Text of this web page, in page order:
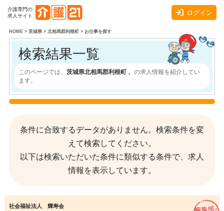
介護専門の
求人サイト
ログイン
HOME> 茨城県> 北相馬郡利根町> お仕事を探す
検索結果一覧
このページでは、 茨城県北相馬郡利根町 、 の求人情報を紹介してい
ます。
条件に合致するデータがありません。検索条件を変
えて検索してください。
以下は検索いただいた条件に類似する条件で、求人
情報を表示しています。
社会福祉法人 輝寿会